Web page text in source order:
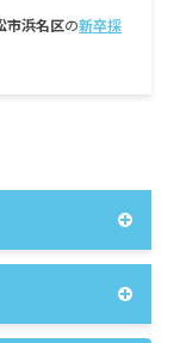
市浜名区の新卒採